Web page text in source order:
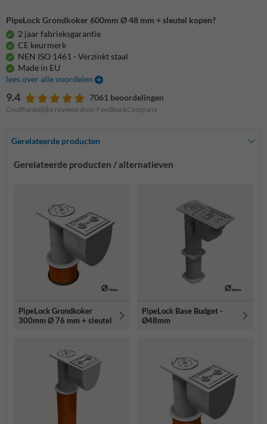
PipeLock Grondkoker 600mm Ø 48 mm + sleutel kopen?
2 jaar fabrieksgarantie
CE keurmerk
NEN ISO 1461 - Verzinkt staal
Made in EU
lees over alle voordelen
9.4 7061 beoordelingen
Onafhankelijke reviews door FeedbackCompany
Gerelateerde producten
Gerelateerde producten / alternatieven
PipeLock Grondkoker
300mm Ø 76 mm + sleutel
PipeLock Base Budget -
Ø48mm